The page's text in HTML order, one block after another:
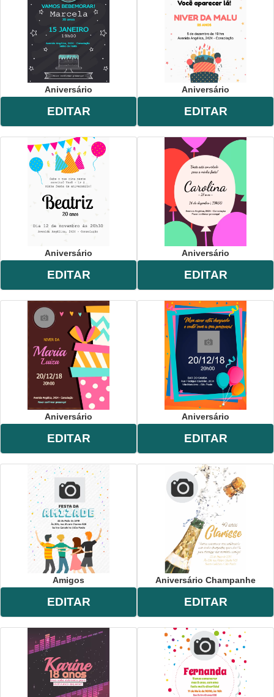
Aniversário
EDITAR
Aniversário
EDITAR
Aniversário
EDITAR
Aniversário
EDITAR
Aniversário
EDITAR
Aniversário
EDITAR
Amigos
EDITAR
Aniversário Champanhe
EDITAR